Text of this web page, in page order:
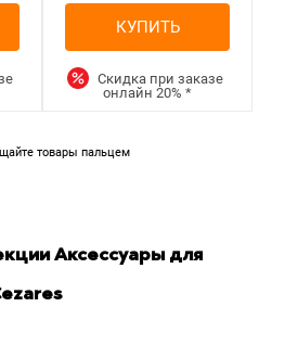
КУПИТЬ
Скидка при заказе
онлайн20%*
Аксессуары для